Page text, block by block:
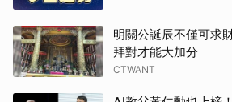
明關公誕辰不僅可求
拜對才能大加分
CTWANT